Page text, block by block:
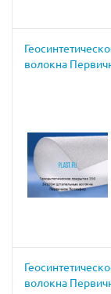
волокна
волокна